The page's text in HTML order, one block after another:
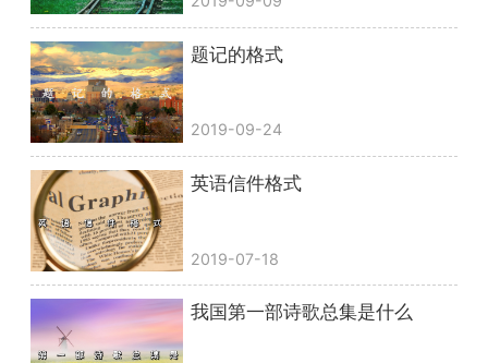
题记的格式
2019-09-24
英语信件格式
2019-07-18
我国第一部诗歌总集是什么